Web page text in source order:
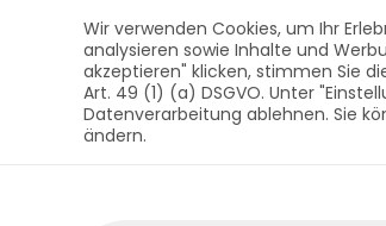
AUST
AUST
Wir verwenden Cookies, um Ihr
analysieren sowie Inhalte und
akzeptieren" klicken, stimmen Sie
Art. 49 (1) (a) DSGVO. Unter
Datenverarbeitung ablehnen. Sie
ändern.